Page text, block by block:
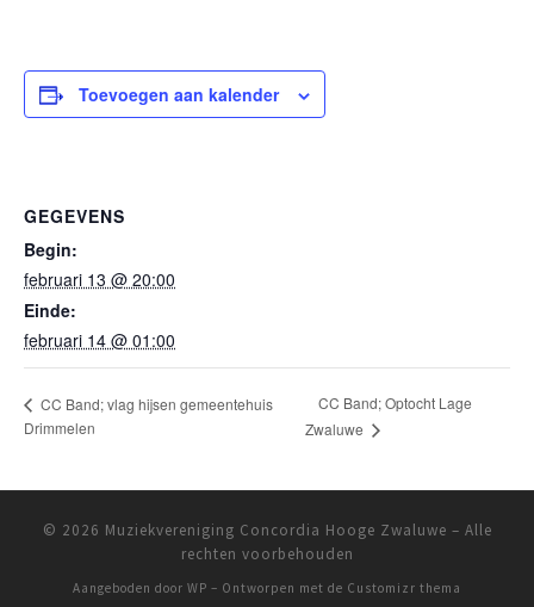
Toevoegen aan kalender
GEGEVENS
Begin:
februari 13 @ 20:00
Einde:
februari 14 @ 01:00
CC Band; vlag hijsen gemeentehuis
Drimmelen
CC Band; Optocht Lage
Zwaluwe
© 2026 Muziekvereniging Concordia Hooge Zwaluwe – Alle
rechten voorbehouden
Aangeboden door WP – Ontworpen met de Customizr thema